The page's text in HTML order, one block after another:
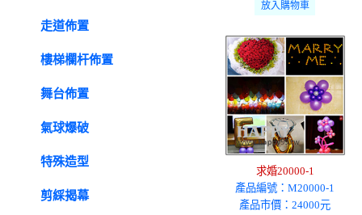
走道佈置
樓梯欄杆佈置
舞台佈置
氣球爆破
特殊造型
剪綵揭幕
求婚20000-1
產品編號：M20000-1
產品市價：24000元